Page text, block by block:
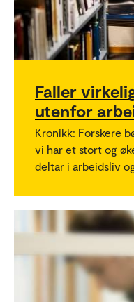
Faller
utenfor
Kronikk: Forskere
vi har et stort og
deltar i arbeidsliv